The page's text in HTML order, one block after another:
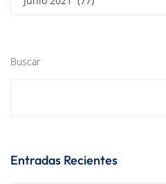
Buscar
Entradas Recientes